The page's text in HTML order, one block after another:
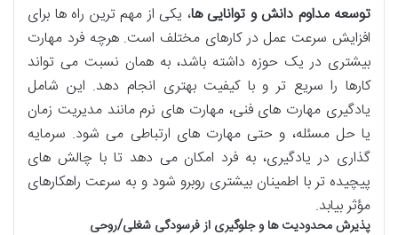
توسعه مداوم دانش و توانایی ها، یکی از مهم ترین راه ها برای
افزایش سرعت عمل در کارهای مختلف است. هرچه فرد مهارت
بیشتری در یک حوزه داشته باشد، به همان نسبت می تواند
کارها را سریع تر و با کیفیت بهتری انجام دهد. این شامل
یادگیری مهارت های فنی، مهارت های نرم مانند مدیریت زمان
یا حل مسئله، و حتی مهارت های ارتباطی می شود. سرمایه
گذاری در یادگیری، به فرد امکان می دهد تا با چالش های
پیچیده تر با اطمینان بیشتری روبرو شود و به سرعت راهکارهای
مؤثر بیابد.
پذیرش محدودیت ها و جلوگیری از فرسودگی شغلی/روحی